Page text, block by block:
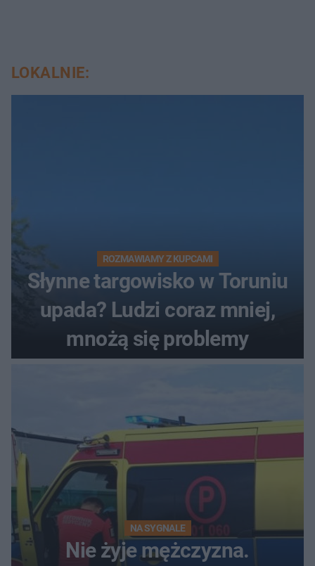
LOKALNIE:
ROZMAWIAMY Z KUPCAMI
Słynne targowisko w Toruniu
upada? Ludzi coraz mniej,
mnożą się problemy
NA SYGNALE
Nie żyje mężczyzna.